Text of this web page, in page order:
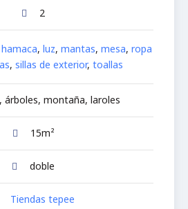
2
hamaca, luz, mantas, mesa, ropa
, sillas de exterior, toallas
árboles, montaña, laroles
15m²
doble
Tiendas tepee